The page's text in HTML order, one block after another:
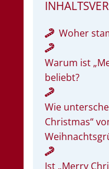
Woher
Warum ist
beliebt?
Wie
Christmas“
Ist „Merry